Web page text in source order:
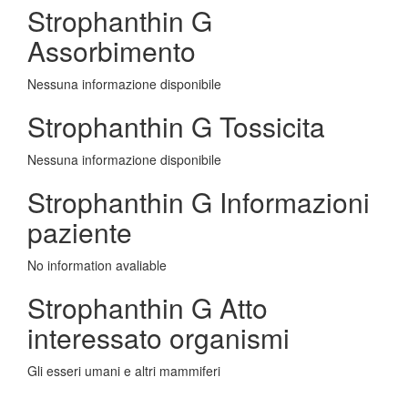
Strophanthin G
Assorbimento
Nessuna informazione disponibile
Strophanthin G Tossicita
Nessuna informazione disponibile
Strophanthin G Informazioni
paziente
No information avaliable
Strophanthin G Atto
interessato organismi
Gli esseri umani e altri mammiferi